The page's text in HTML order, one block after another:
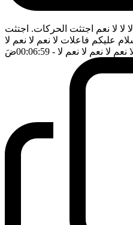
لا لا لا نعم اجتثت الحركات. اجتثت
عليكم فاعلات لا نعم لا نعم لا
نعم لا نعم لا نعم لا - 00:06:59 ضَ